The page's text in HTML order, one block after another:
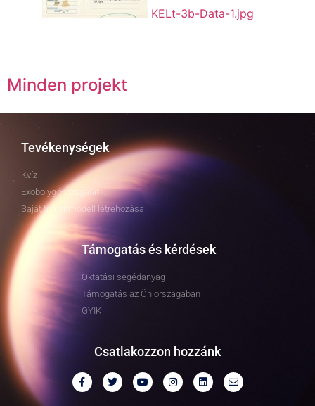
KELt-3b-Data-1.jpg
Minden projekt
Tevékenységek
Kvíz
Exobolygó-vizsgálat
Saját tranzitmodell létrehozása
Támogatás és kérdések
Oktatási segédanyag
Támogatás az Ön országában
GYIK
Csatlakozzon hozzánk